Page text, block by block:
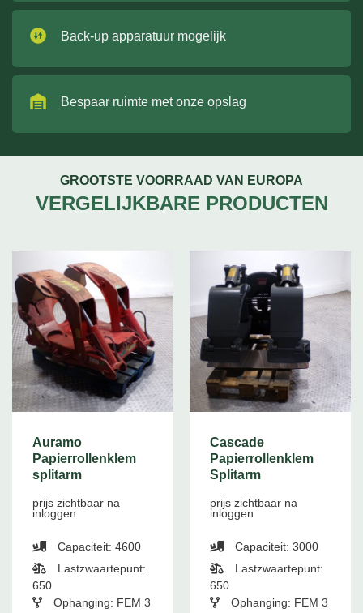
Back-up apparatuur mogelijk
Bespaar ruimte met onze opslag
GROOTSTE VOORRAAD VAN EUROPA
VERGELIJKBARE PRODUCTEN
Auramo
Papierrollenklem
splitarm
prijs zichtbaar na
inloggen
Capaciteit: 4600
Lastzwaartepunt:
650
Ophanging: FEM 3
Cascade
Papierrollenklem
Splitarm
prijs zichtbaar na
inloggen
Capaciteit: 3000
Lastzwaartepunt:
650
Ophanging: FEM 3